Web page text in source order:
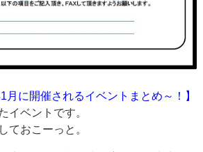
月に開催されるイベントまとめ～！】
イベントです。
ておこーっと。